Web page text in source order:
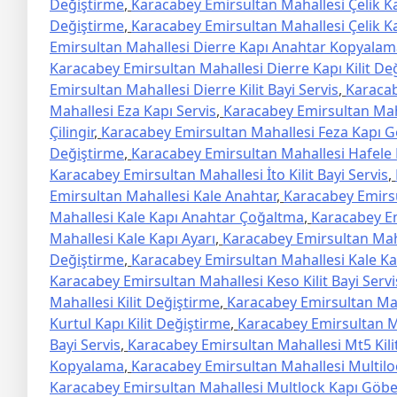
Değiştirme, Karacabey Emirsultan Mahallesi Çelik
Değiştirme, Karacabey Emirsultan Mahallesi Çelik
Emirsultan Mahallesi Dierre Kapı Anahtar
Karacabey Emirsultan Mahallesi Dierre Kapı Kilit
Emirsultan Mahallesi Dierre Kilit Bayi Servis,
Mahallesi Eza Kapı Servis, Karacabey Emirsultan
Çilingir, Karacabey Emirsultan Mahallesi Feza Kapı
Değiştirme, Karacabey Emirsultan Mahallesi Hafele
Karacabey Emirsultan Mahallesi İto Kilit Bayi Servis,
Emirsultan Mahallesi Kale Anahtar, Karacabey
Mahallesi Kale Kapı Anahtar Çoğaltma, Karacabey
Mahallesi Kale Kapı Ayarı, Karacabey Emirsultan
Değiştirme, Karacabey Emirsultan Mahallesi Kale
Karacabey Emirsultan Mahallesi Keso Kilit Bayi
Mahallesi Kilit Değiştirme, Karacabey Emirsultan
Kurtul Kapı Kilit Değiştirme, Karacabey Emirsultan
Bayi Servis, Karacabey Emirsultan Mahallesi Mt5
Kopyalama, Karacabey Emirsultan Mahallesi
Karacabey Emirsultan Mahallesi Multlock Kapı